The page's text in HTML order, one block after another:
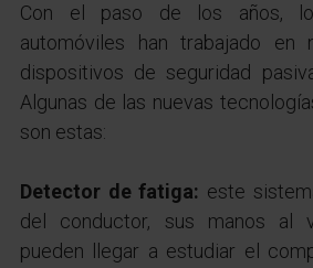
Con el paso de los años,
automóviles han trabajado en
dispositivos de seguridad
Algunas de las nuevas
son estas:
Detector de fatiga: este
del conductor, sus manos al
pueden llegar a estudiar el